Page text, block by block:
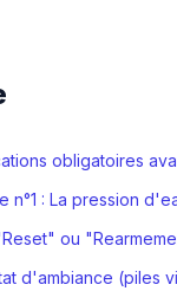
obligatoires
n°1 : La pression
ou
d'ambiance (piles